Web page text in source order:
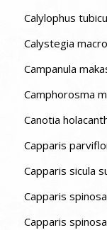
Calylophus
Calystegia
Campanula
Camphorosma
Canotia
Capparis
Capparis sicula
Capparis
Capparis